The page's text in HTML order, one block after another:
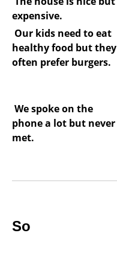
expensive.
Our kids need to eat
healthy food but they
often prefer burgers.
We spoke on the
phone a lot but never
met.
So